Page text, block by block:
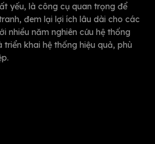
yếu, là công cụ quan trọng để
đem lại lợi ích lâu dài cho các
nhiều năm nghiên cứu hệ thống
triển khai hệ thống hiệu quả, phù